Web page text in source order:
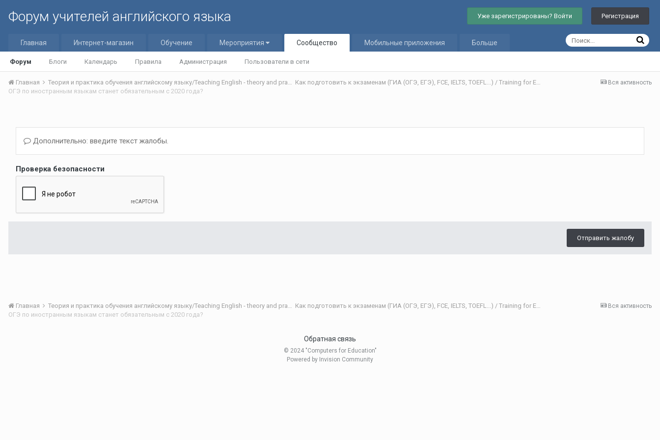
Форум учителей английского языка Уже зарегистрированы? Войти Регистрация
Главная Интернет-магазин Обучение Мероприятия Сообщество
Форум Блоги Календарь Правила Администрация Пользователи в сети
Мобильные приложения Больше
Вся активность
Главная Теория и практика обучения английскому языку/Teaching English - theory and practice
Как подготовить к экзаменам (ГИА (ОГЭ, ЕГЭ), FCE, IELTS, TOEFL...) / Training for Exams
ОГЭ по иностранным языкам станет обязательным с 2020 года?
Дополнительно: введите текст жалобы.
Проверка безопасности
Отправить жалобу
Вся активность
Главная Теория и практика обучения английскому языку/Teaching English - theory and practice
Как подготовить к экзаменам (ГИА (ОГЭ, ЕГЭ), FCE, IELTS, TOEFL...) / Training for Exams
ОГЭ по иностранным языкам станет обязательным с 2020 года?
Обратная связь
© 2024 "Computers for Education"
Powered by Invision Community